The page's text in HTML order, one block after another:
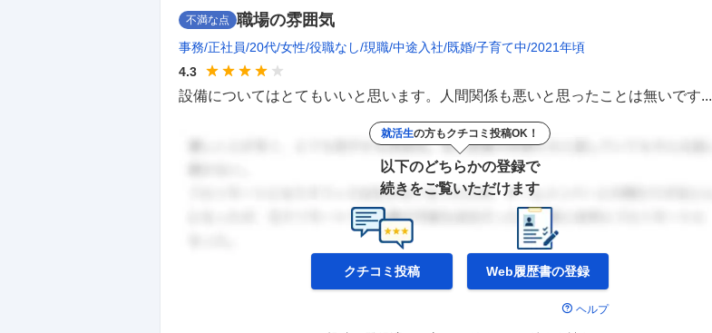
不満な点 職場の雰囲気
事務 正社員 20代 女性 役職なし 現職 中途入社 既婚 子育て中 2021年頃
4.3
設備についてはとてもいいと思います。人間関係も悪いと思ったことは無いです...
就活生の方もクチコミ投稿OK！
以下のどちらかの登録で
続きをご覧いただけます
クチコミ投稿 Web履歴書の登録
ヘルプ